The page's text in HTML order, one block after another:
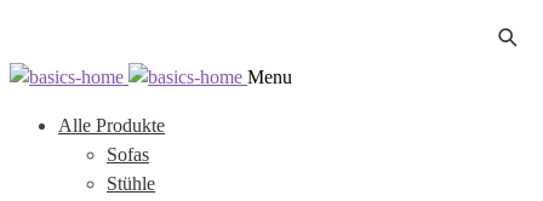
Zur
springen
Zum
springen
Menu
Alle Produkte
Sofas
Stühle